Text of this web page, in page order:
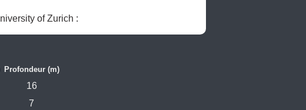
Profondeur (m)
16
7